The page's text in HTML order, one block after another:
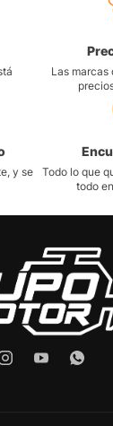
Las marcas
y se
Todo lo que
todo